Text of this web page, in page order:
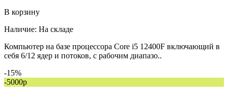
В корзину
Наличие: На складе
Компьютер на базе процессора Core i5 12400F включающий в
себя 6/12 ядер и потоков, с рабочим диапазо..
-15%
-5000р